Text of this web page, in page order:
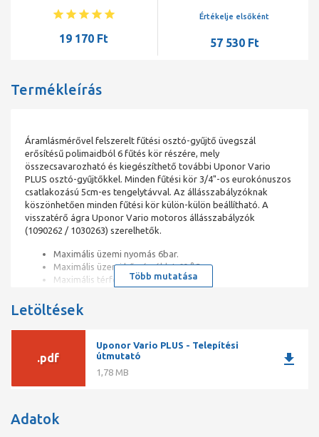
19 170 Ft
Értékelje elsőként
57 530 Ft
Termékleírás
Áramlásmérővel felszerelt fűtési osztó-gyűjtő üvegszál
erősítésű polimaidból 6 fűtés kör részére, mely
összecsavarozható és kiegészíthető további Uponor Vario
PLUS osztó-gyűjtőkkel. Minden fűtési kör 3/4"-os eurokónuszos
csatlakozású 5cm-es tengelytávval. Az állásszabályzóknak
köszönhetően minden fűtési kör külön-külön beállítható. A
visszatérő ágra Uponor Vario motoros állásszabályzók
(1090262 / 1030263) szerelhetők.
Maximális üzemi nyomás 6bar.
Maximális üzemi hőmérséklet 60 °C.
Maximális térfogatáram 3,5 m3/h.
Ajánlott kiegészítő termék: Uponor Vario PLUS osztó-
gyűjtő alapkészlet (1009209)
Több mutatása
Letöltések
.pdf
Uponor Vario PLUS - Telepítési
útmutató
1,78 MB
download
Adatok